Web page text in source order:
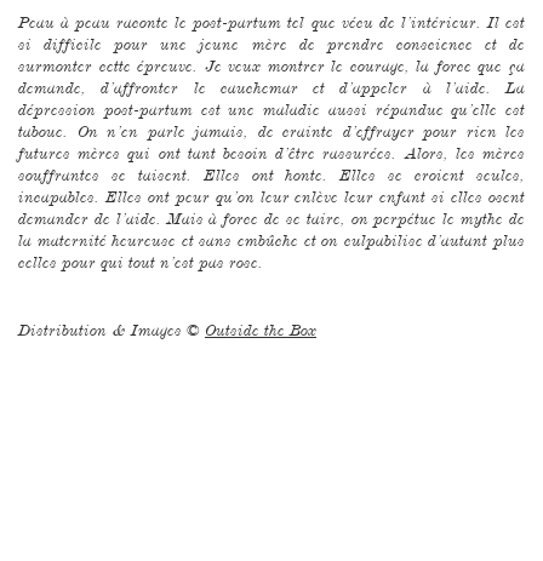
Peau à peau raconte le post-partum tel que vécu de l’intérieur. Il est
si difficile pour une jeune mère de prendre conscience et de
surmonter cette épreuve. Je veux montrer le courage, la force que ça
demande, d’affronter le cauchemar et d’appeler à l’aide. La
dépression post-partum est une maladie aussi répandue qu’elle est
taboue. On n’en parle jamais, de crainte d’effrayer pour rien les
futures mères qui ont tant besoin d’être rassurées. Alors, les mères
souffrantes se taisent. Elles ont honte. Elles se croient seules,
incapables. Elles ont peur qu’on leur enlève leur enfant si elles osent
demander de l’aide. Mais à force de se taire, on perpétue le mythe de
la maternité heureuse et sans embûche et on culpabilise d’autant plus
celles pour qui tout n’est pas rose.
Distribution & Images © Outside the Box